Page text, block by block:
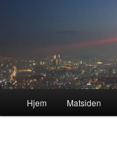
hovedinnholdet
Lasses
Hjem Matsiden